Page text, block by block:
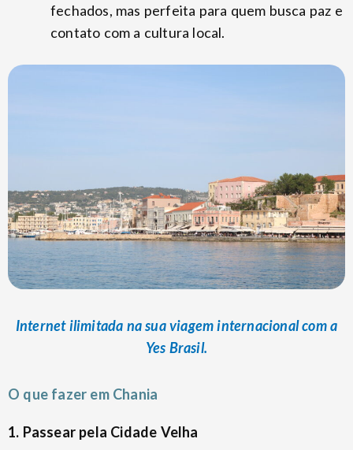
fechados, mas perfeita para quem busca paz e
contato com a cultura local.
Internet ilimitada na sua viagem internacional com a
Yes Brasil.
O que fazer em Chania
1. Passear pela Cidade Velha